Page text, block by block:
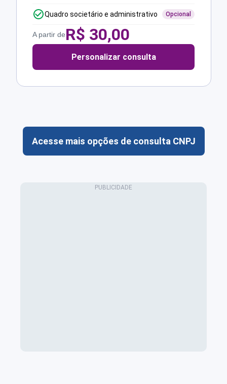
Quadro societário e administrativo Opcional
A partir deR$ 30,00
Personalizar consulta
Acesse mais opções de consulta CNPJ